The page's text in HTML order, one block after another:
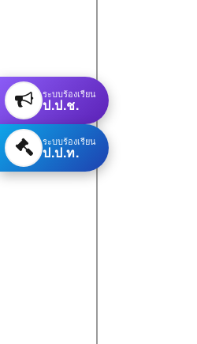
ระบบร้องเรียน
ป.ป.ช.
ระบบร้องเรียน
ป.ป.ท.